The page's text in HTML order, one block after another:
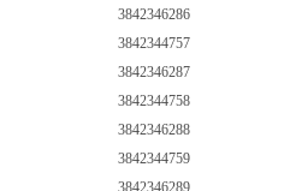
3842346286
3842344757
3842346287
3842344758
3842346288
3842344759
3842346289